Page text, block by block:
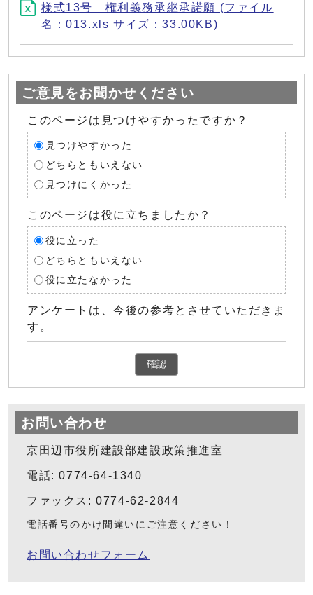
様式13号 権利義務承継承諾願 (ファイル
名：013.xls サイズ：33.00KB)
ご意見をお聞かせください
このページは見つけやすかったですか？
見つけやすかった
どちらともいえない
見つけにくかった
このページは役に立ちましたか？
役に立った
どちらともいえない
役に立たなかった
アンケートは、今後の参考とさせていただきま
す。
確認
お問い合わせ
京田辺市役所建設部建設政策推進室
電話: 0774-64-1340
ファックス: 0774-62-2844
電話番号のかけ間違いにご注意ください！
お問い合わせフォーム